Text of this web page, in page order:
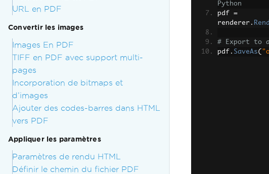
URL en PDF
Convertir les images
Images En PDF
TIFF en PDF avec support multi-
pages
Incorporation de bitmaps et
d’images
Ajouter des codes-barres dans HTML
vers PDF
Appliquer les paramètres
Paramètres de rendu HTML
Définir le chemin du fichier PDF
Python
pdf =
renderer .
# Export to
pdf . SaveAs(